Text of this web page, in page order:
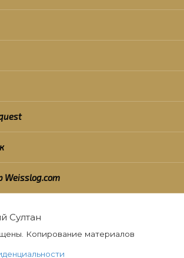
Weisslog.com
Султан
Копирование материалов